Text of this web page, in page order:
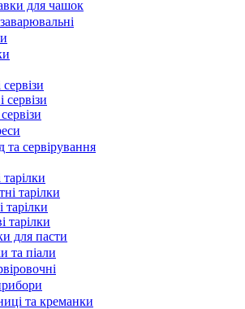
для чашок
сервізи
сервірування
тарілки
тарілки
тарілки
для пасти
та піали
та креманки